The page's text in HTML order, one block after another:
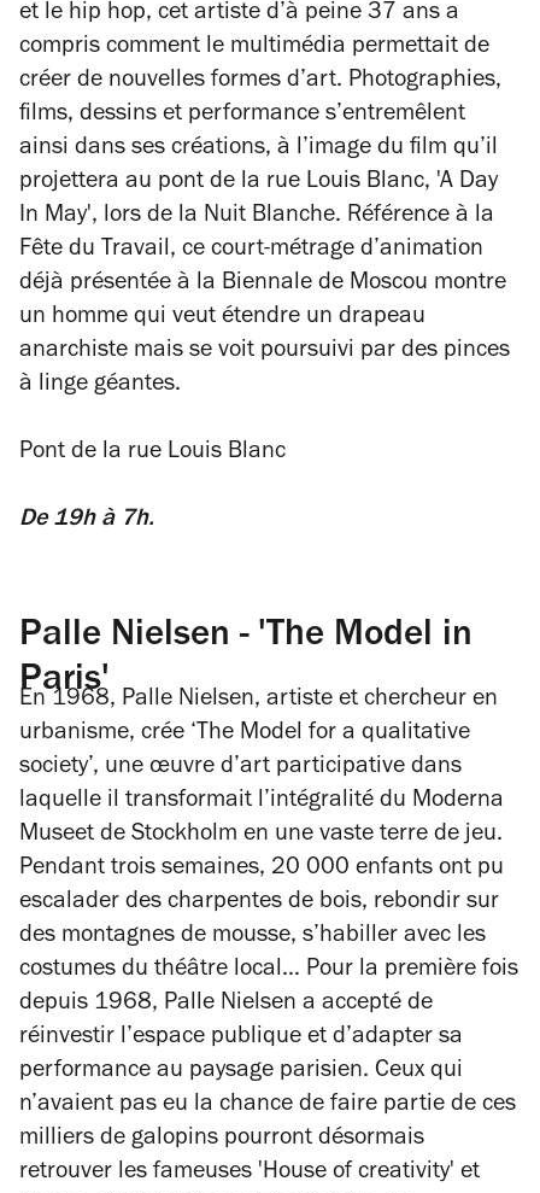
et le hip hop, cet artiste d’à peine 37 ans a
compris comment le multimédia permettait de
créer de nouvelles formes d’art. Photographies,
films, dessins et performance s’entremêlent
ainsi dans ses créations, à l’image du film qu’il
projettera au pont de la rue Louis Blanc, 'A Day
In May', lors de la Nuit Blanche. Référence à la
Fête du Travail, ce court-métrage d’animation
déjà présentée à la Biennale de Moscou montre
un homme qui veut étendre un drapeau
anarchiste mais se voit poursuivi par des pinces
à linge géantes.
Pont de la rue Louis Blanc
De 19h à 7h.
Palle Nielsen - 'The Model in
Paris'
En 1968, Palle Nielsen, artiste et chercheur en
urbanisme, crée ‘The Model for a qualitative
society’, une œuvre d’art participative dans
laquelle il transformait l’intégralité du Moderna
Museet de Stockholm en une vaste terre de jeu.
Pendant trois semaines, 20 000 enfants ont pu
escalader des charpentes de bois, rebondir sur
des montagnes de mousse, s’habiller avec les
costumes du théâtre local… Pour la première fois
depuis 1968, Palle Nielsen a accepté de
réinvestir l’espace publique et d’adapter sa
performance au paysage parisien. Ceux qui
n’avaient pas eu la chance de faire partie de ces
milliers de galopins pourront désormais
retrouver les fameuses 'House of creativity' et